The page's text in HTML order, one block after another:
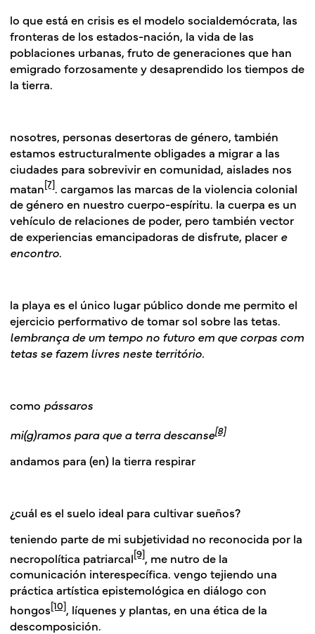
lo que está en crisis es el modelo socialdemócrata, las
fronteras de los estados-nación, la vida de las
poblaciones urbanas, fruto de generaciones que han
emigrado forzosamente y desaprendido los tiempos de
la tierra.
nosotres, personas desertoras de género, también
estamos estructuralmente obligades a migrar a las
ciudades para sobrevivir en comunidad, aislades nos
matan[7] . cargamos las marcas de la violencia colonial
de género en nuestro cuerpo-espíritu. la cuerpa es un
vehículo de relaciones de poder, pero también vector
de experiencias emancipadoras de disfrute, placer e
encontro.
la playa es el único lugar público donde me permito el
ejercicio performativo de tomar sol sobre las tetas.
lembrança de um tempo no futuro em que corpas com
tetas se fazem livres neste território.
como pássaros
mi(g)ramos para que a terra descanse[8]
andamos para (en) la tierra respirar
¿cuál es el suelo ideal para cultivar sueños?
teniendo parte de mi subjetividad no reconocida por la
necropolítica patriarcal[9] , me nutro de la
comunicación interespecífica. vengo tejiendo una
práctica artística epistemológica en diálogo con
hongos[10], líquenes y plantas, en una ética de la
descomposición.